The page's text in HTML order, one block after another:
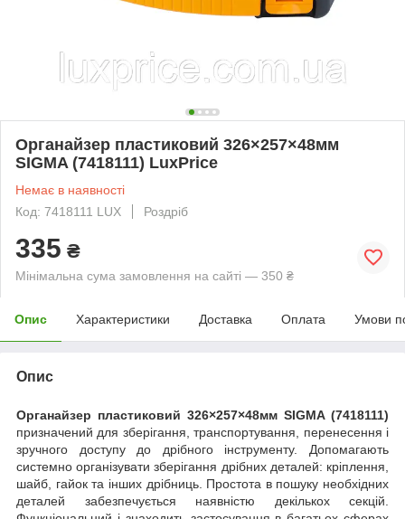
Органайзер пластиковий 326×257×48мм
SIGMA (7418111) LuxPrice
Немає в наявності
Код: 7418111 LUX
Роздріб
335 ₴
Мінімальна сума замовлення на сайті — 350 ₴
Опис Характеристики Доставка Оплата Умови
Опис
Органайзер пластиковий 326×257×48мм SIGMA (7418111)
призначений для зберігання, транспортування, перенесення і
зручного доступу до дрібного інструменту. Допомагають
системно організувати зберігання дрібних деталей: кріплення,
шайб, гайок та інших дрібниць. Простота в пошуку необхідних
деталей забезпечується наявністю декількох секцій.